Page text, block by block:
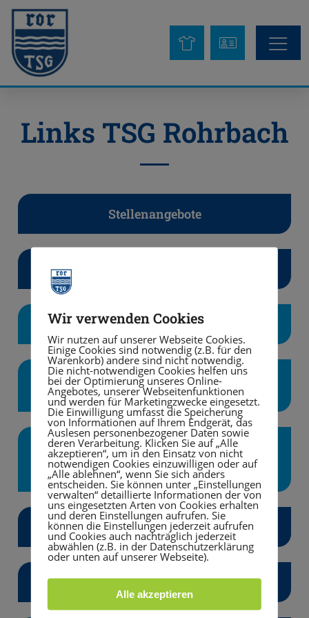
Links TSG Rohrbach
Stellenangebote
Infos & Anmeldung Feriencamps
Anmeldung Einsteigerkurse
Kampfkunst
Werde jetzt pädagogische Fachkraft
(m/w/d) bei uns in der TSG-Sport-
KiTa
Aktuelles
TSG-Onlineshop Vereinskleidung
Wir verwenden Cookies
Wir nutzen auf unserer Webseite Cookies.
Einige Cookies sind notwendig (z.B. für den
Warenkorb) andere sind nicht notwendig.
Die nicht-notwendigen Cookies helfen uns
bei der Optimierung unseres Online-
Angebotes, unserer Webseitenfunktionen
und werden für Marketingzwecke eingesetzt.
Die Einwilligung umfasst die Speicherung
von Informationen auf Ihrem Endgerät, das
Auslesen personenbezogener Daten sowie
deren Verarbeitung. Klicken Sie auf „Alle
akzeptieren“, um in den Einsatz von nicht
notwendigen Cookies einzuwilligen oder auf
„Alle ablehnen“, wenn Sie sich anders
entscheiden. Sie können unter „Einstellungen
verwalten“ detaillierte Informationen der von
uns eingesetzten Arten von Cookies erhalten
und deren Einstellungen aufrufen. Sie
können die Einstellungen jederzeit aufrufen
und Cookies auch nachträglich jederzeit
abwählen (z.B. in der Datenschutzerklärung
oder unten auf unserer Webseite).
Alle akzeptieren